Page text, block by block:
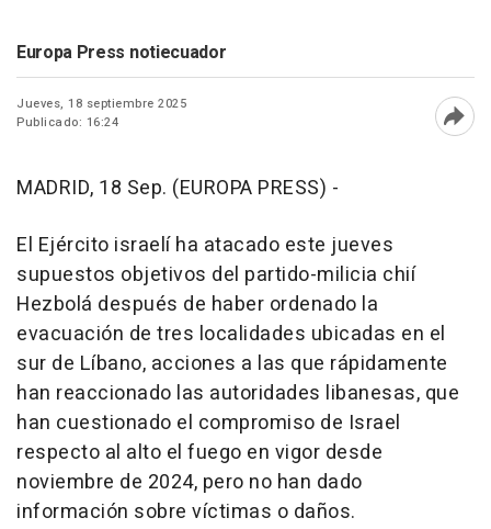
Europa Press notiecuador
Jueves, 18 septiembre 2025
Publicado: 16:24
MADRID, 18 Sep. (EUROPA PRESS) -
El Ejército israelí ha atacado este jueves
supuestos objetivos del partido-milicia chií
Hezbolá después de haber ordenado la
evacuación de tres localidades ubicadas en el
sur de Líbano, acciones a las que rápidamente
han reaccionado las autoridades libanesas, que
han cuestionado el compromiso de Israel
respecto al alto el fuego en vigor desde
noviembre de 2024, pero no han dado
información sobre víctimas o daños.